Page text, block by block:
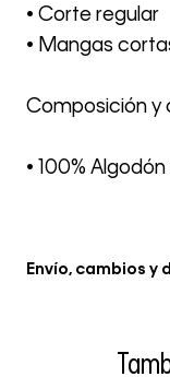
• Corte regular
• Mangas
Composición y
• 100%
Envío, cambios y
confirmación del